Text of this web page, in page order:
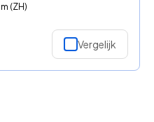
(ZH)
Vergelijk